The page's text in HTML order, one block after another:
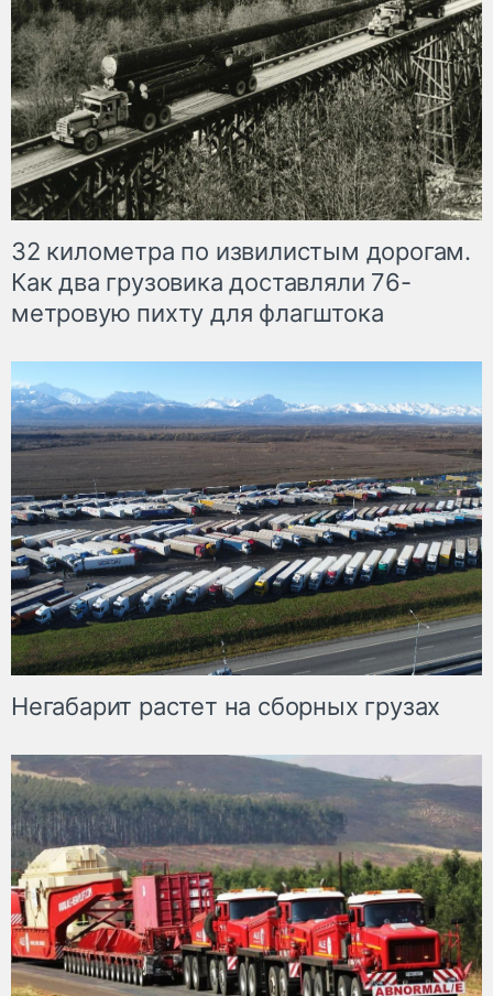
32 километра по извилистым дорогам.
Как два грузовика доставляли 76-
метровую пихту для флагштока
Негабарит растет на сборных грузах